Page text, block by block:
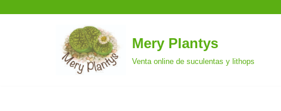
Mery Plantys
Venta online de suculentas y lithops